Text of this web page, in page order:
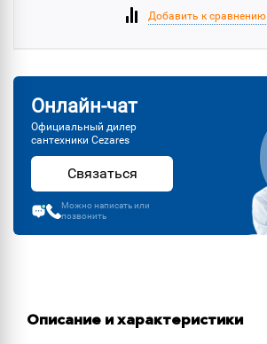
Добавить к сравнению
Онлайн-чат
Официальный дилер
сантехники Cezares
Связаться
Можно написать или
позвонить
Описание и характеристики